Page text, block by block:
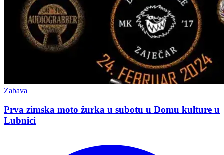
Zabava
Prva zimska moto žurka u subotu u Domu kulture u
Lubnici